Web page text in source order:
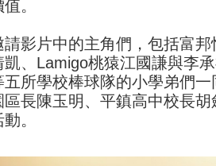
。
請影片中的主角們，包括富
凱、Lamigo桃猿江國謙與李
五所學校棒球隊的小學弟們
區長陳玉明、平鎮高中校長
。